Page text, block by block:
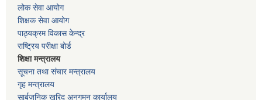
लोक सेवा आयोग
शिक्षक सेवा आयोग
पाठ्यक्रम विकास केन्द्र
राष्ट्रिय परीक्षा बोर्ड
शिक्षा मन्त्रालय
सूचना तथा संचार मन्त्रालय
गृह मन्त्रालय
सार्बजनिक खरिद अनुगमन कार्यालय